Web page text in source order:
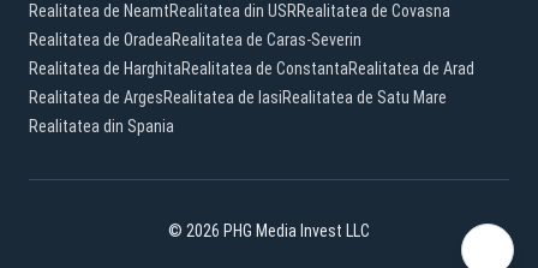
Realitatea de NeamtRealitatea din USRRealitatea de Covasna
Realitatea de OradeaRealitatea de Caras-Severin
Realitatea de HarghitaRealitatea de ConstantaRealitatea de Arad
Realitatea de ArgesRealitatea de IasiRealitatea de Satu Mare
Realitatea din Spania
© 2026 PHG Media Invest LLC